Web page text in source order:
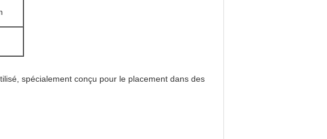
spécialement conçu pour le placement dans des